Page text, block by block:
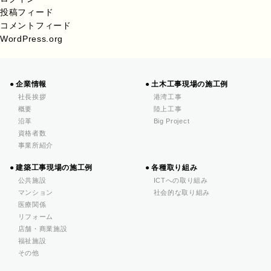
投稿フィード
コメントフィード
WordPress.org
企業情報
社長挨拶
概要
沿革
資格者数
事業所紹介
土木工事現場の施工例
港湾工事
陸上工事
Big Project
建築工事現場の施工例
公共施設
マンション
医療関係
リフォーム
店舗・商業施設
福祉施設
その他
各種取り組み
ICTへの取り組み
社会的な取り組み